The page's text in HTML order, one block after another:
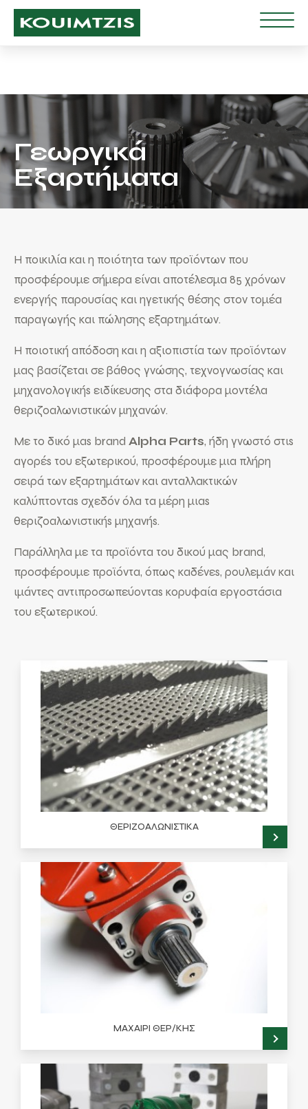
Γεωργικά
Εξαρτήματα
Η ποικιλία και η ποιότητα των προϊόντων που
προσφέρουμε σήμερα είναι αποτέλεσμα 85 χρόνων
ενεργής παρουσίας και ηγετικής θέσης στον τομέα
παραγωγής και πώλησης εξαρτημάτων.
Η ποιοτική απόδοση και η αξιοπιστία των προϊόντων
μας βασίζεται σε βάθος γνώσης, τεχνογνωσίας και
μηχανολογικήs ειδίκευσης στα διάφορα μοντέλα
θεριζοαλωνιστικών μηχανών.
Με το δικό μαs brand Alpha Parts, ήδη γνωστό στιs
αγορέs του εξωτερικού, προσφέρουμε μια πλήρη
σειρά των εξαρτημάτων και ανταλλακτικών
καλύπτονταs σχεδόν όλα τα μέρη μιαs
θεριζοαλωνιστικήs μηχανήs.
Παράλληλα με τα προϊόντα του δικού μας brand,
προσφέρουμε προϊόντα, όπως καδένεs, ρουλεμάν και
ιμάντες αντιπροσωπεύονταs κορυφαία εργοστάσια
του εξωτερικού.
ΘΕΡΙΖΟΑΛΩΝΙΣΤΙΚΑ
ΜΑΧΑΙΡΙ ΘΕΡ/ΚΗΣ